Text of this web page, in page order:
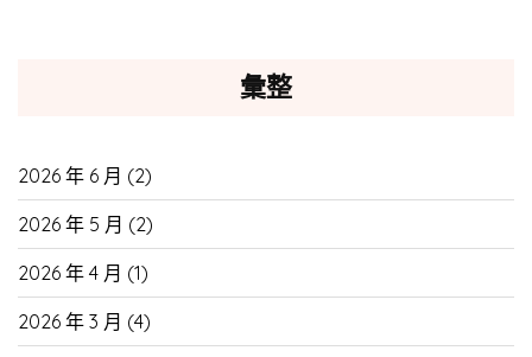
彙整
2026 年 6 月 (2)
2026 年 5 月 (2)
2026 年 4 月 (1)
2026 年 3 月 (4)